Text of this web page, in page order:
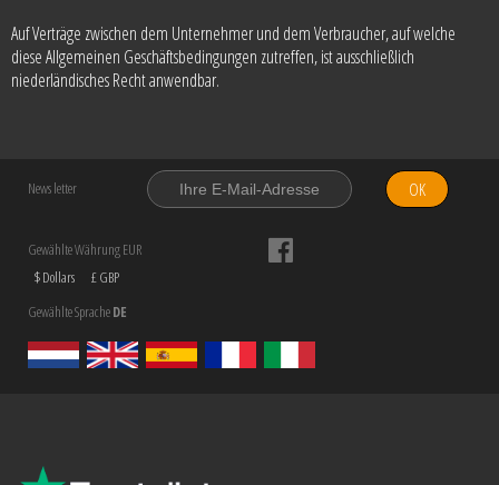
Auf Verträge zwischen dem Unternehmer und dem Verbraucher, auf welche
diese Allgemeinen Geschäftsbedingungen zutreffen, ist ausschließlich
niederländisches Recht anwendbar.
News letter OK
Gewählte Währung EUR
$ Dollars
£ GBP
Gewählte SpracheDE